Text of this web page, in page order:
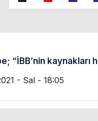
“İBB’nin kaynakları
- Sal - 18:05